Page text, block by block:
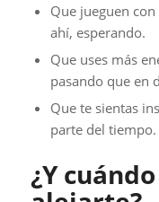
Que jueguen
ahí, esperando.
Que uses más
pasando que en
Que te sientas
parte del tiempo.
¿Y